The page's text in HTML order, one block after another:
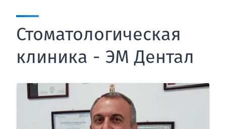
Стоматологическая
клиника - ЭМ Дентал